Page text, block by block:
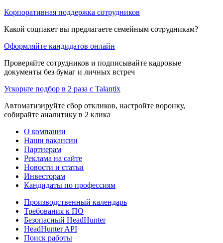
Корпоративная поддержка сотрудников
Какой соцпакет вы предлагаете семейным сотрудникам?
Оформляйте кандидатов онлайн
Проверяйте сотрудников и подписывайте кадровые
документы без бумаг и личных встреч
Ускорьте подбор в 2 раза с Talantix
Автоматизируйте сбор откликов, настройте воронку,
собирайте аналитику в 2 клика
О компании
Наши вакансии
Партнерам
Реклама на сайте
Новости и статьи
Инвесторам
Кандидаты по профессиям
Производственный календарь
Требования к ПО
Безопасный HeadHunter
HeadHunter API
Поиск работы